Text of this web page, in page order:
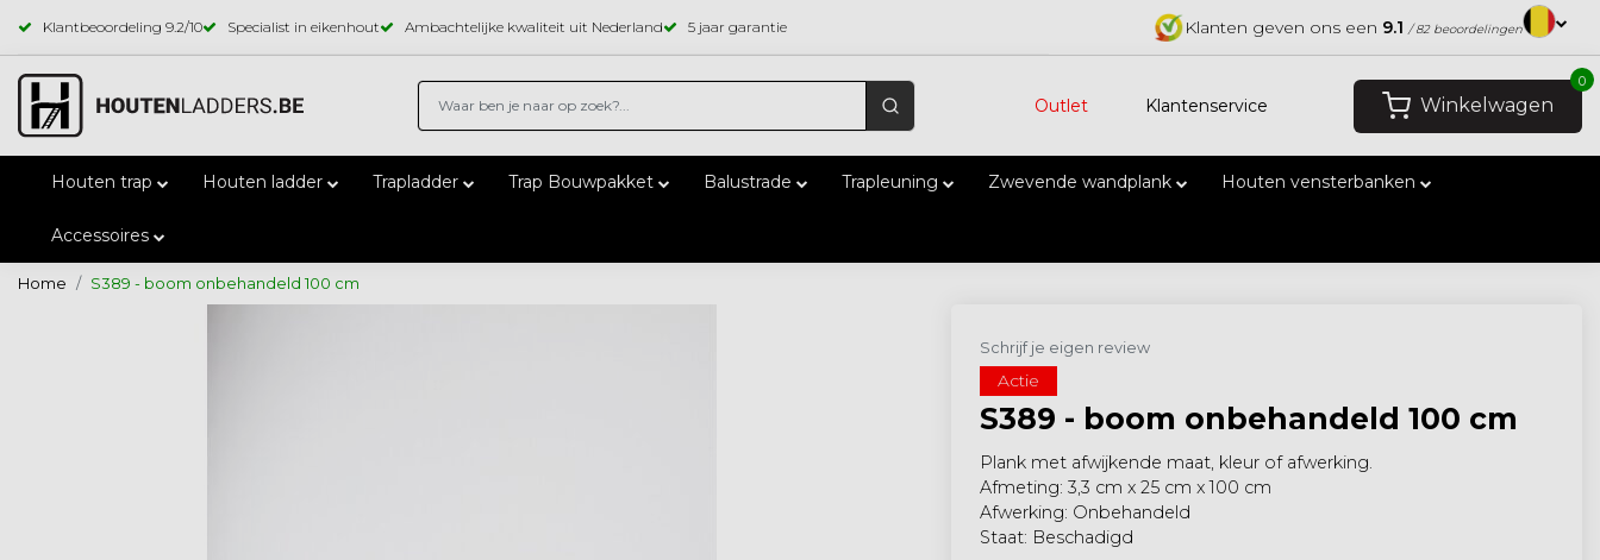
Klantbeoordeling 9.2/10 Specialist in eikenhout Ambachtelijke kwaliteit uit Nederland 5 jaar garantie Klanten geven ons een 9.1 / 82 beoordelingen
Outlet Klantenservice Winkelwagen
0
Houten trap Houten ladder Trapladder Trap Bouwpakket Balustrade Trapleuning Zwevende wandplank Houten vensterbanken
Accessoires
Home S389 - boom onbehandeld 100 cm
Schrijf je eigen review
Actie
S389 - boom onbehandeld 100 cm
Plank met afwijkende maat, kleur of afwerking.
Afmeting: 3,3 cm x 25 cm x 100 cm
Afwerking: Onbehandeld
Staat: Beschadigd